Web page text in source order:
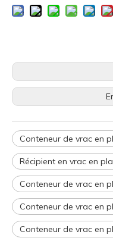
Conteneur de vrac en
Récipient en vrac en
Conteneur de vrac en
Conteneur de vrac en
Conteneur de vrac en